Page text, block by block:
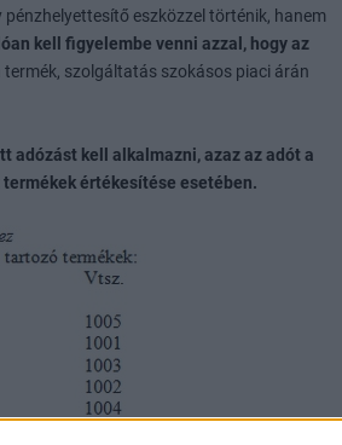
eszközzel történik, hanem
kell figyelembe venni azzal, hogy az
szolgáltatás szokásos piaci árán
kell alkalmazni, azaz az adót a
értékesítése esetében.